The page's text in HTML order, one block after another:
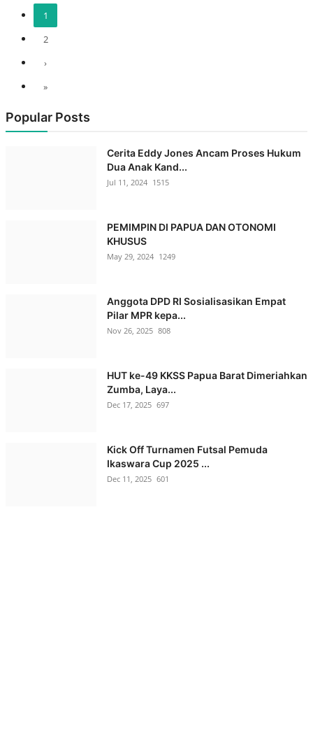
1
2
›
»
Popular Posts
Cerita Eddy Jones Ancam Proses Hukum
Dua Anak Kand...
Jul 11, 2024 1515
PEMIMPIN DI PAPUA DAN OTONOMI
KHUSUS
May 29, 2024 1249
Anggota DPD RI Sosialisasikan Empat
Pilar MPR kepa...
Nov 26, 2025 808
HUT ke-49 KKSS Papua Barat Dimeriahkan
Zumba, Laya...
Dec 17, 2025 697
Kick Off Turnamen Futsal Pemuda
Ikaswara Cup 2025 ...
Dec 11, 2025 601